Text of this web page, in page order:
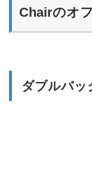
Chairのオ
ダブルバッ